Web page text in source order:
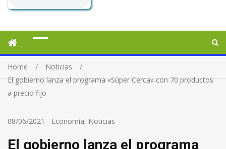
Home
Noticias
El gobierno lanza el programa «Súper Cerca» con 70 productos
a precio fijo
08/06/2021 - Economía, Noticias
El gobierno lanza el programa